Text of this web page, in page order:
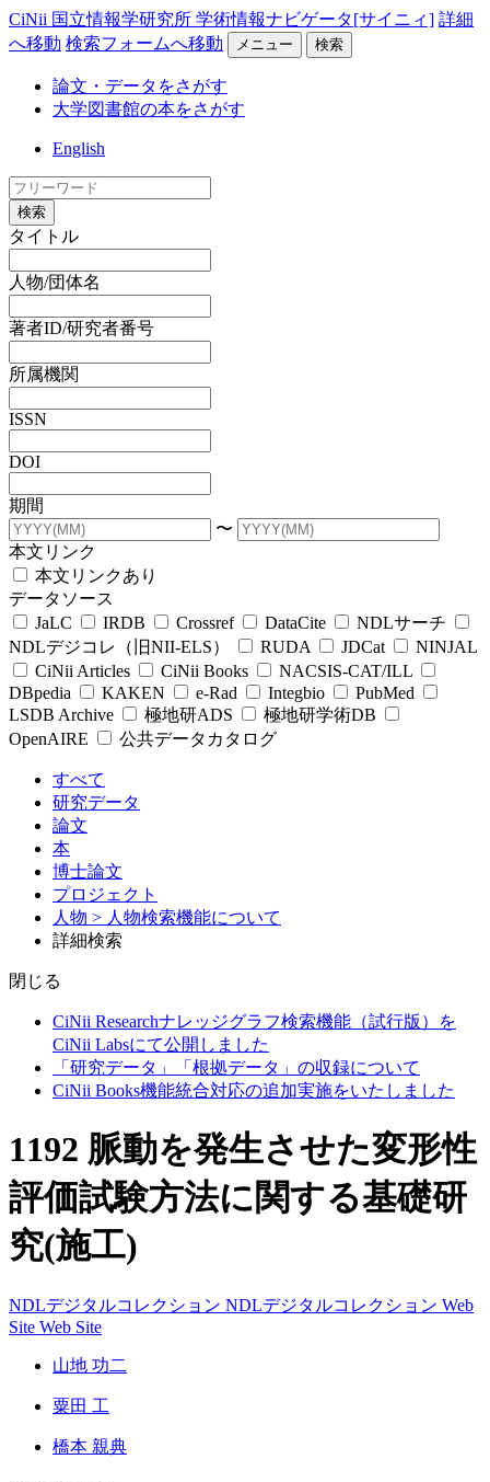
CiNii 国立情報学研究所 学術情報ナビゲータ[サイニィ] 詳細
へ移動 検索フォームへ移動 メニュー 検索
論文・データをさがす
大学図書館の本をさがす
English
検索
タイトル
人物/団体名
著者ID/研究者番号
所属機関
ISSN
DOI
期間
〜
本文リンク
本文リンクあり
データソース
JaLC
IRDB Crossref DataCite
NDLサーチ
NDLデジコレ（旧NII-ELS）
RUDA JDCat
NINJAL
CiNii Articles
CiNii Books
NACSIS-CAT/ILL
DBpedia
KAKEN e-Rad Integbio
PubMed
LSDB Archive
極地研ADS
極地研学術DB
OpenAIRE
公共データカタログ
すべて
研究データ
論文
本
博士論文
プロジェクト
人物 > 人物検索機能について
詳細検索
閉じる
CiNii Researchナレッジグラフ検索機能（試行版）を
CiNii Labsにて公開しました
「研究データ」「根拠データ」の収録について
CiNii Books機能統合対応の追加実施をいたしました
1192 脈動を発生させた変形性
評価試験方法に関する基礎研
究(施工)
NDLデジタルコレクション NDLデジタルコレクション Web
Site Web Site
山地 功二
粟田 工
橋本 親典